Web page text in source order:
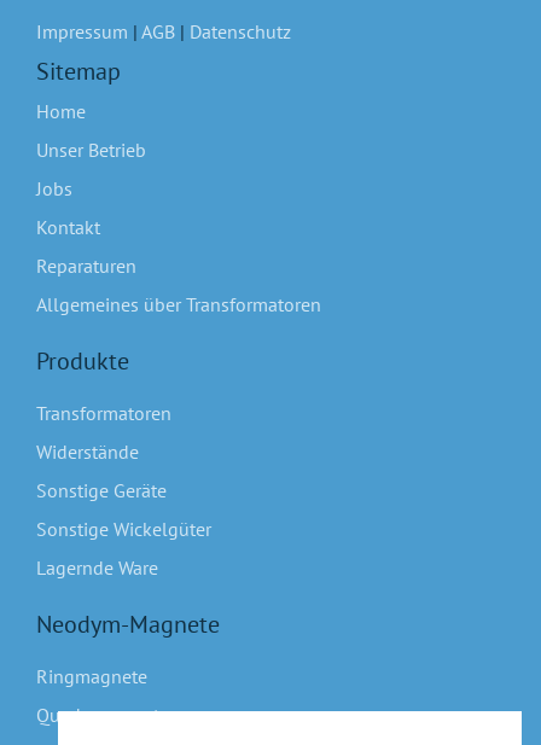
Impressum | AGB | Datenschutz
Sitemap
Home
Unser Betrieb
Jobs
Kontakt
Reparaturen
Allgemeines über Transformatoren
Produkte
Transformatoren
Widerstände
Sonstige Geräte
Sonstige Wickelgüter
Lagernde Ware
Neodym-Magnete
Ringmagnete
Quadermagnete